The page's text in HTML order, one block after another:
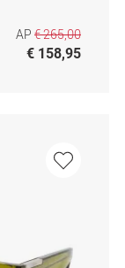
AP € 265,00
€ 158,95